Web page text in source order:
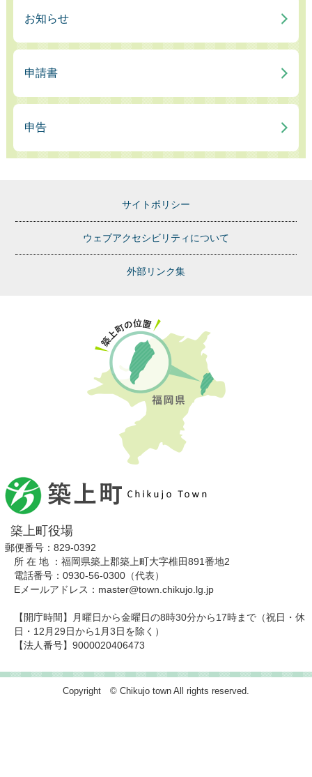
お知らせ
申請書
申告
サイトポリシー
ウェブアクセシビリティについて
外部リンク集
築上町役場
郵便番号：829-0392
所 在 地 ：福岡県築上郡築上町大字椎田891番地2
電話番号：0930-56-0300（代表）
Eメールアドレス：master@town.chikujo.lg.jp
【開庁時間】月曜日から金曜日の8時30分から17時まで（祝日・休
日・12月29日から1月3日を除く）
【法人番号】9000020406473
Copyright © Chikujo town All rights reserved.